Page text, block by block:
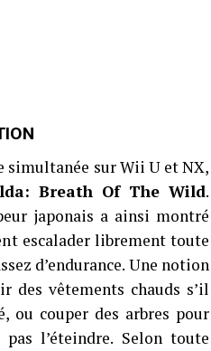
simultanée sur Wii U et NX,
Breath Of The Wild.
japonais a ainsi montré
escalader librement toute
d’endurance. Une notion
des vêtements chauds s’il
ou couper des arbres pour
l’éteindre. Selon toute